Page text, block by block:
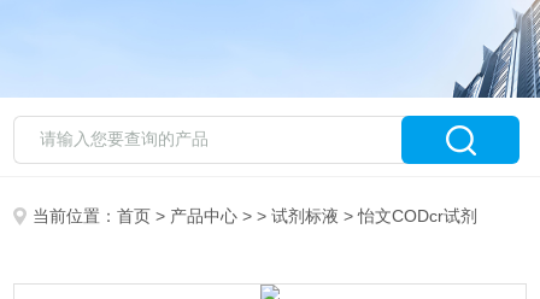
当前位置：首页 > 产品中心 > >试剂标液 > 怡文CODcr试剂